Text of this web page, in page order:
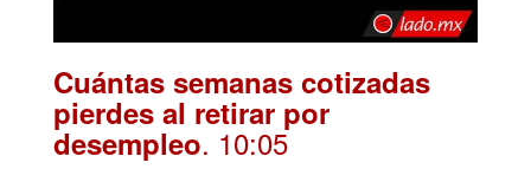
Cuántas semanas cotizadas
pierdes al retirar por
desempleo. 10:05